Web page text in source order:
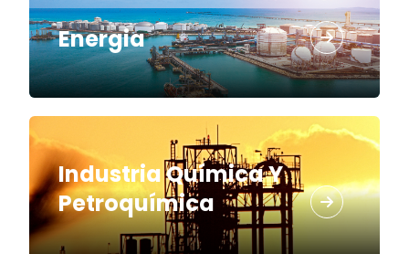
Energia
Industria Química Y
Petroquímica